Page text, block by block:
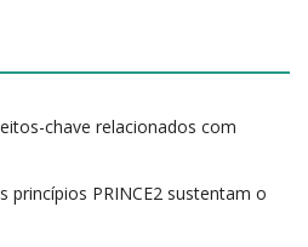
chave relacionados com
princípios PRINCE2 sustentam o